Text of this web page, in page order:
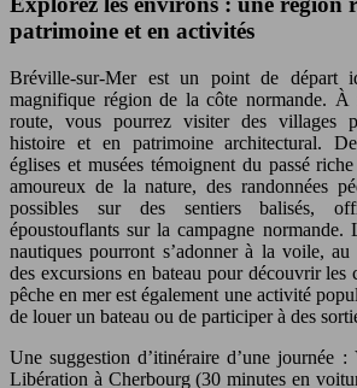
patrimoine et en activités
Bréville-sur-Mer est un point de départ
magnifique région de la côte normande. À
route, vous pourrez visiter des villages
histoire et en patrimoine architectural.
églises et musées témoignent du passé
amoureux de la nature, des randonnées
possibles sur des sentiers balisés,
époustouflants sur la campagne normande.
nautiques pourront s’adonner à la voile,
des excursions en bateau pour découvrir les
pêche en mer est également une activité
de louer un bateau ou de participer à des
Une suggestion d’itinéraire d’une journée
Libération à Cherbourg (30 minutes en